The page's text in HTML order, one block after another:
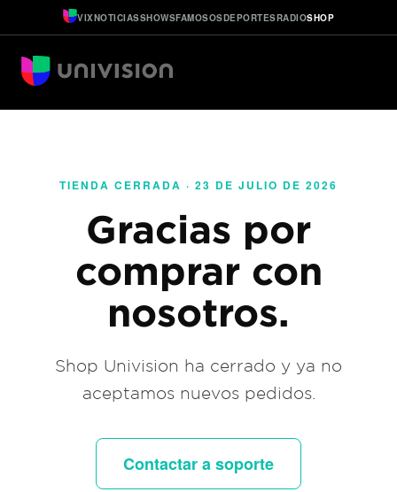
VIXNOTICIASSHOWSFAMOSOSDEPORTESRADIOSHOP
TIENDA CERRADA · 23 DE JULIO DE 2026
Gracias por
comprar con
nosotros.
Shop Univision ha cerrado y ya no
aceptamos nuevos pedidos.
Contactar a soporte